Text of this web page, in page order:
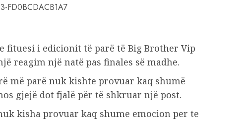
fituesi i edicionit të parë të Big Brother Vip
reagim një natë pas finales së madhe.
më parë nuk kishte provuar kaq shumë
gjejë dot fjalë për të shkruar një post.
kisha provuar kaq shume emocion per te